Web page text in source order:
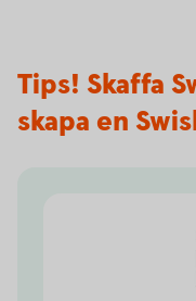
Tips! Skaffa
skapa en